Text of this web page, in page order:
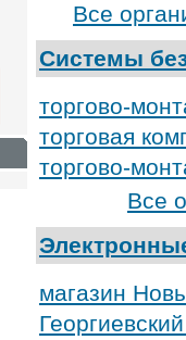
Все
Системы
торгово-
торговая
торгово-
Все
магазин